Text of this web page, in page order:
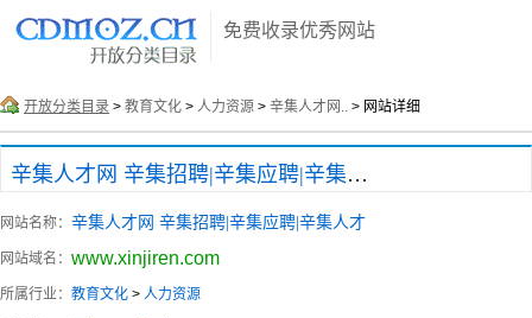
免费收录优秀网站
开放分类目录 > 教育文化 > 人力资源 > 辛集人才网.. > 网站详细
辛集人才网 辛集招聘|辛集应聘|辛集人才
网站名称： 辛集人才网 辛集招聘|辛集应聘|辛集人才
网站域名： www.xinjiren.com
所属行业： 教育文化 > 人力资源